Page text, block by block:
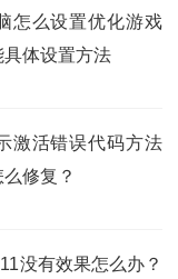
怎么设置优化游戏
体设置方法
激活错误代码方法
修复？
没有效果怎么办？